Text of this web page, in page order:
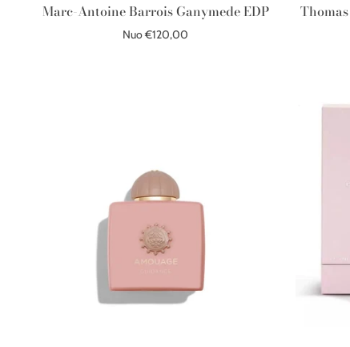
Marc-Antoine Barrois Ganymede EDP
Nuo €120,00